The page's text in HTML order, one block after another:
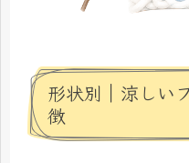
形状別｜涼しい
徴